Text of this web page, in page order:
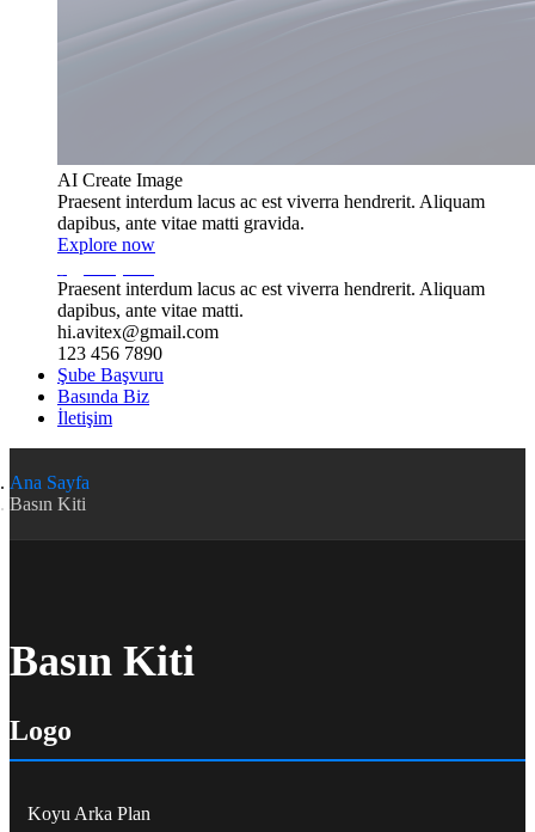
AI Create Image
Praesent interdum lacus ac est viverra hendrerit. Aliquam
dapibus, ante vitae matti gravida.
Explore now
Praesent interdum lacus ac est viverra hendrerit. Aliquam
dapibus, ante vitae matti.
hi.avitex@gmail.com
123 456 7890
Şube Başvuru
Basında Biz
İletişim
Ana Sayfa
Basın Kiti
Basın Kiti
Logo
Koyu Arka Plan